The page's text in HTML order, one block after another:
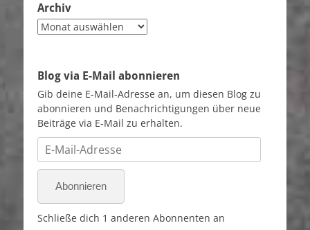
Archiv
Archiv
Blog via E-Mail abonnieren
Gib deine E-Mail-Adresse an, um diesen Blog zu
abonnieren und Benachrichtigungen über neue
Beiträge via E-Mail zu erhalten.
Mail-
Adresse
Abonnieren
Schließe dich 1 anderen Abonnenten an